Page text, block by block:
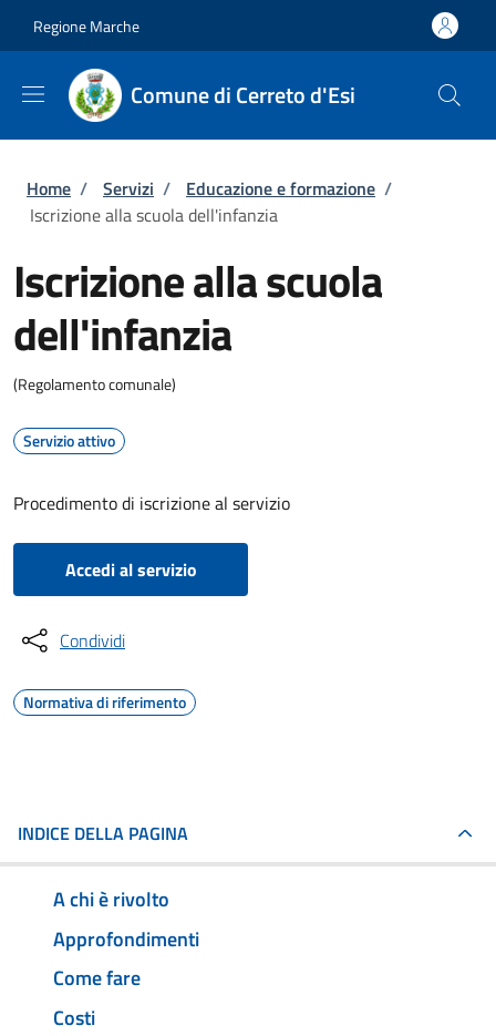
Regione Marche
Comune di Cerreto d'Esi
Briciole di pane
Home / Servizi / Educazione e formazione /
Iscrizione alla scuola dell'infanzia
Iscrizione alla scuola
dell'infanzia
(Regolamento comunale)
Servizio attivo
Procedimento di iscrizione al servizio
Accedi al servizio
Condividi
Normativa di riferimento
INDICE DELLA PAGINA
A chi è rivolto
Approfondimenti
Come fare
Costi